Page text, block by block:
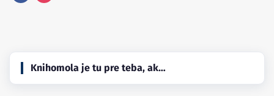
Knihomola je tu pre teba, ak…